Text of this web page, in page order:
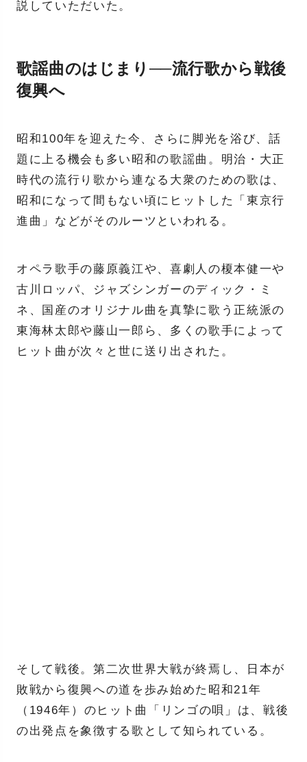
説していただいた。
歌謡曲のはじまり──流行歌から戦後
復興へ
昭和100年を迎えた今、さらに脚光を浴び、話
題に上る機会も多い昭和の歌謡曲。明治・大正
時代の流行り歌から連なる大衆のための歌は、
昭和になって間もない頃にヒットした「東京行
進曲」などがそのルーツといわれる。
オペラ歌手の藤原義江や、喜劇人の榎本健一や
古川ロッパ、ジャズシンガーのディック・ミ
ネ、国産のオリジナル曲を真摯に歌う正統派の
東海林太郎や藤山一郎ら、多くの歌手によって
ヒット曲が次々と世に送り出された。
そして戦後。第二次世界大戦が終焉し、日本が
敗戦から復興への道を歩み始めた昭和21年
（1946年）のヒット曲「リンゴの唄」は、戦後
の出発点を象徴する歌として知られている。